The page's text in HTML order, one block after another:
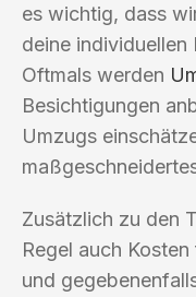
es wichtig, dass
deine individuellen
Oftmals werden
Besichtigungen
Umzugs
Zusätzlich zu den
Regel auch
und